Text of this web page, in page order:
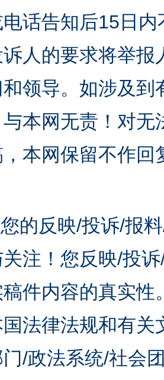
电话告知后15日
人的要求将举
领导。如涉及
本网无责！对
本网保留不作
的反映/投诉/报
注！您反映/投
件内容的真实
法律法规和有关
/政法系统/社会